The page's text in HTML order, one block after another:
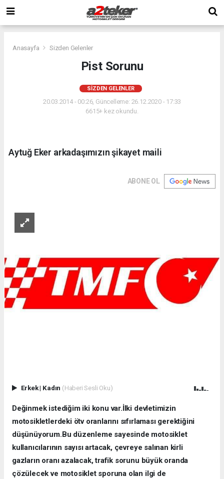
Anasayfa Sizden Gelenler
Pist Sorunu
SIZDEN GELENLER
20.03.2014 - 00:26, Güncelleme: 26.12.2020 - 17:33
6615+ kez okundu.
Aytuğ Eker arkadaşımızın şikayet maili
ABONE OL
Erkek| Kadın (Haberi Sesli Oku)
Değinmek istediğim iki konu var.İlki devletimizin
motosikletlerdeki ötv oranlarını sıfırlaması gerektiğini
düşünüyorum.Bu düzenleme sayesinde motosiklet
kullanıcılarının sayısı artacak, çevreye salınan kirli
gazların oranı azalacak, trafik sorunu büyük oranda
çözülecek ve motosiklet sporuna olan ilgi de